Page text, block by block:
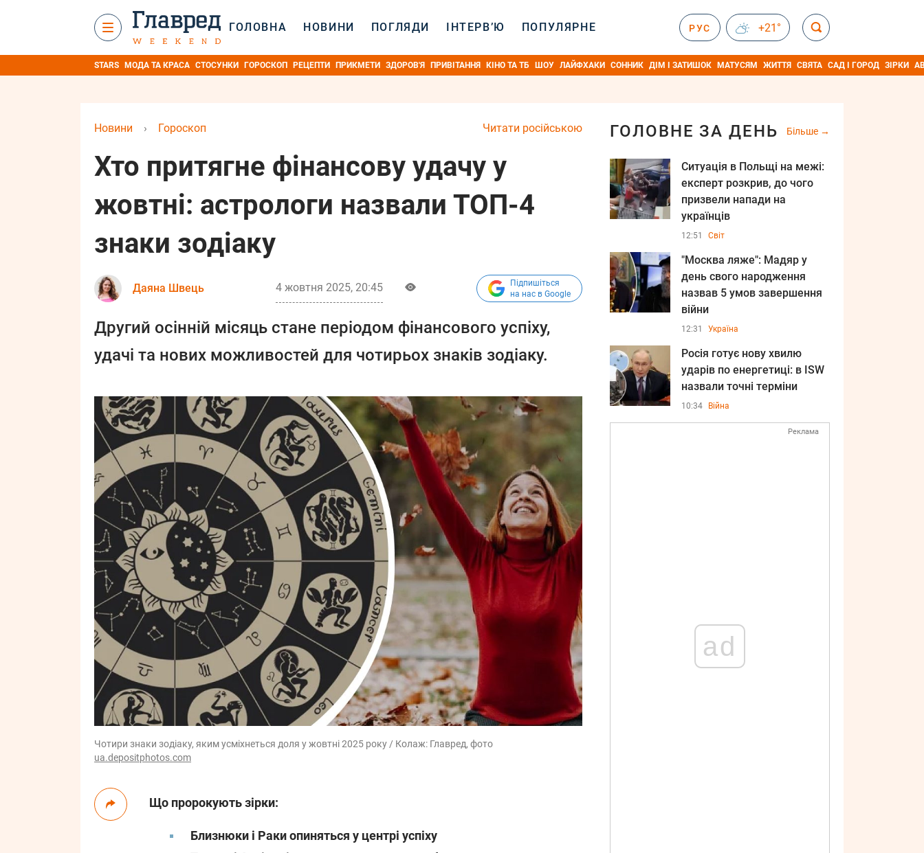
ГОЛОВНА НОВИНИ ПОГЛЯДИ ІНТЕРВ’Ю ПОПУЛЯРНЕ РУС +21°
STARS МОДА ТА КРАСА СТОСУНКИ ГОРОСКОП РЕЦЕПТИ ПРИКМЕТИ ЗДОРОВ'Я ПРИВІТАННЯ КІНО ТА ТБ ШОУ ЛАЙФХАКИ СОННИК ДІМ І ЗАТИШОК МАТУСЯМ ЖИТТЯ СВЯТА САД І ГОРОД ЗІРКИ
Читати російською
Новини › Гороскоп
Хто притягне фінансову удачу у
жовтні: астрологи назвали ТОП-4
знаки зодіаку
Даяна Швець 4 жовтня 2025, 20:45
Підпишіться
на нас в Google
Другий осінній місяць стане періодом фінансового успіху,
удачі та нових можливостей для чотирьох знаків зодіаку.
Чотири знаки зодіаку, яким усміхнеться доля у жовтні 2025 року / Колаж: Главред, фото
ua.depositphotos.com
Що пророкують зірки:
Близнюки і Раки опиняться у центрі успіху
ГОЛОВНЕ ЗА ДЕНЬ Більше
Ситуація в Польщі на межі:
експерт розкрив, до чого
призвели напади на
українців
12:51 Світ
"Москва ляже": Мадяр у
день свого народження
назвав 5 умов завершення
війни
12:31 Україна
Росія готує нову хвилю
ударів по енергетиці: в ISW
назвали точні терміни
10:34 Війна
Реклама
ad